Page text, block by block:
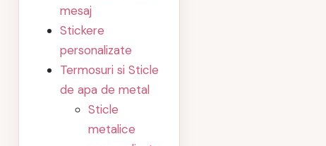
mesaj
Stickere
personalizate
Termosuri si Sticle
de apa de metal
Sticle
metalice